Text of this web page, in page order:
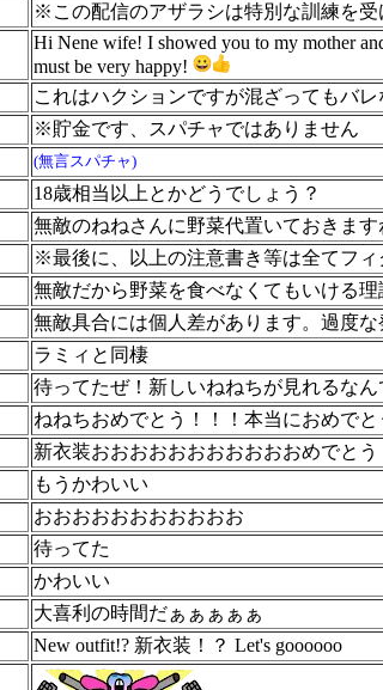
※この配信のアザラシは特別な訓練を
Hi Nene wife! I showed you to my mother
must be very happy!
これはハクションですが混ざってもバ
​※貯金です、スパチャではありません
(無言スパチャ)
18歳相当以上とかどうでしょう？
無敵のねねさんに野菜代置いておきます
※最後に、以上の注意書き等は全てフィ
無敵だから野菜を食べなくてもいける
無敵具合には個人差があります。過度
ラミィと同棲
待ってたぜ！新しいねねちが見れるな
ねねちおめでとう！！！本当におめでと
新衣装おおおおおおおおおおおめでとう
もうかわいい
おおおおおおおおおおお
待ってた
かわいい
大喜利の時間だぁぁぁぁぁ
New outfit!? 新衣装！？ Let's goooooo